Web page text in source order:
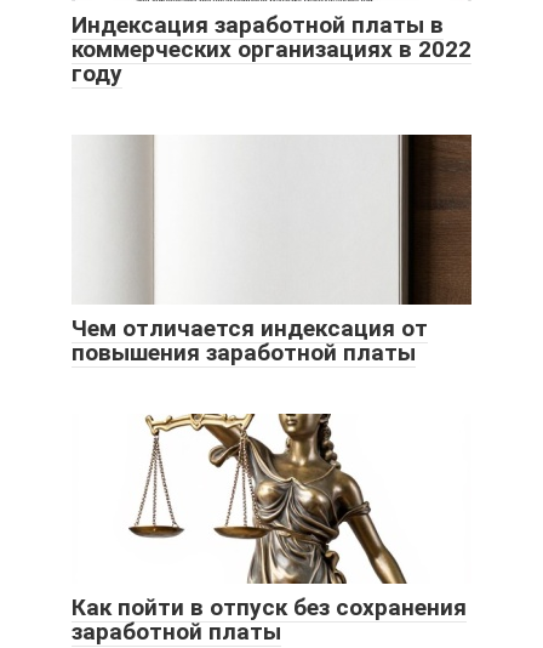
Индексация заработной платы в
коммерческих организациях в 2022
году
Чем отличается индексация от
повышения заработной платы
Как пойти в отпуск без сохранения
заработной платы